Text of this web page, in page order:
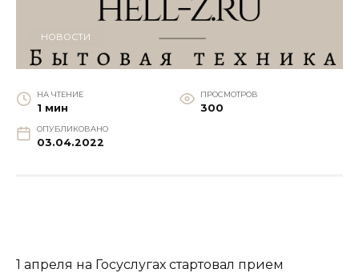
НОВОСТИ
НА ЧТЕНИЕ
1 мин
ПРОСМОТРОВ
300
ОПУБЛИКОВАНО
03.04.2022
1 апреля на Госуслугах стартовал прием